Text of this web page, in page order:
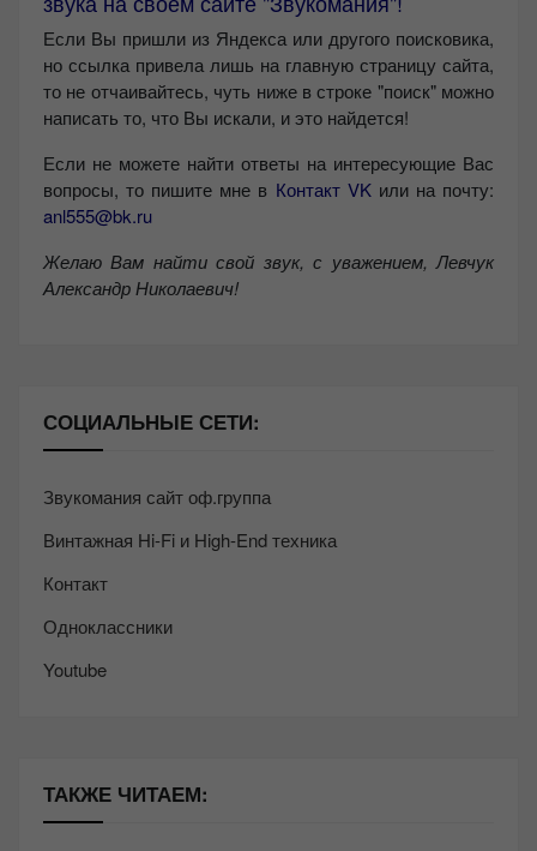
Если Вы пришли из Яндекса или другого поисковика,
но ссылка привела лишь на главную страницу сайта,
то не отчаивайтесь, чуть ниже в строке "поиск" можно
написать то, что Вы искали, и это найдется!
Если не можете найти ответы на интересующие Вас
вопросы, то пишите мне в Контакт VKили на почту:
anl555@bk.ru
Желаю Вам найти свой звук, с уважением, Левчук
Александр Николаевич!
СОЦИАЛЬНЫЕ СЕТИ:
Звукомания сайт оф.группа
Винтажная Hi-Fi и High-End техника
Контакт
Одноклассники
Youtube
ТАКЖЕ ЧИТАЕМ: